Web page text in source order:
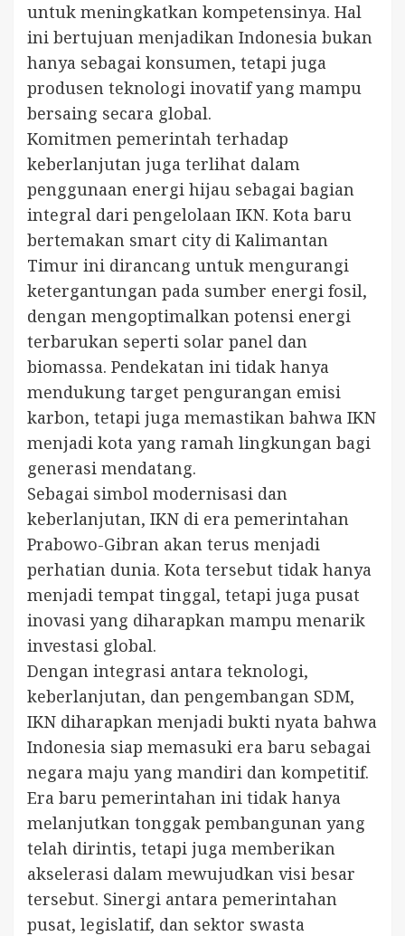
untuk meningkatkan kompetensinya. Hal
ini bertujuan menjadikan Indonesia bukan
hanya sebagai konsumen, tetapi juga
produsen teknologi inovatif yang mampu
bersaing secara global.
Komitmen pemerintah terhadap
keberlanjutan juga terlihat dalam
penggunaan energi hijau sebagai bagian
integral dari pengelolaan IKN. Kota baru
bertemakan smart city di Kalimantan
Timur ini dirancang untuk mengurangi
ketergantungan pada sumber energi fosil,
dengan mengoptimalkan potensi energi
terbarukan seperti solar panel dan
biomassa. Pendekatan ini tidak hanya
mendukung target pengurangan emisi
karbon, tetapi juga memastikan bahwa IKN
menjadi kota yang ramah lingkungan bagi
generasi mendatang.
Sebagai simbol modernisasi dan
keberlanjutan, IKN di era pemerintahan
Prabowo-Gibran akan terus menjadi
perhatian dunia. Kota tersebut tidak hanya
menjadi tempat tinggal, tetapi juga pusat
inovasi yang diharapkan mampu menarik
investasi global.
Dengan integrasi antara teknologi,
keberlanjutan, dan pengembangan SDM,
IKN diharapkan menjadi bukti nyata bahwa
Indonesia siap memasuki era baru sebagai
negara maju yang mandiri dan kompetitif.
Era baru pemerintahan ini tidak hanya
melanjutkan tonggak pembangunan yang
telah dirintis, tetapi juga memberikan
akselerasi dalam mewujudkan visi besar
tersebut. Sinergi antara pemerintahan
pusat, legislatif, dan sektor swasta